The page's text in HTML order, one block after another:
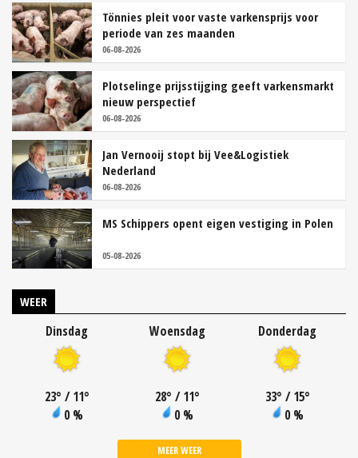
Tönnies pleit voor vaste varkensprijs voor
periode van zes maanden
06-08-2026
Plotselinge prijsstijging geeft varkensmarkt
nieuw perspectief
06-08-2026
Jan Vernooij stopt bij Vee&Logistiek
Nederland
06-08-2026
MS Schippers opent eigen vestiging in Polen
05-08-2026
WEER
Dinsdag
23° / 11°
0 %
Woensdag
28° / 11°
0 %
Donderdag
33° / 15°
0 %
MEER WEER